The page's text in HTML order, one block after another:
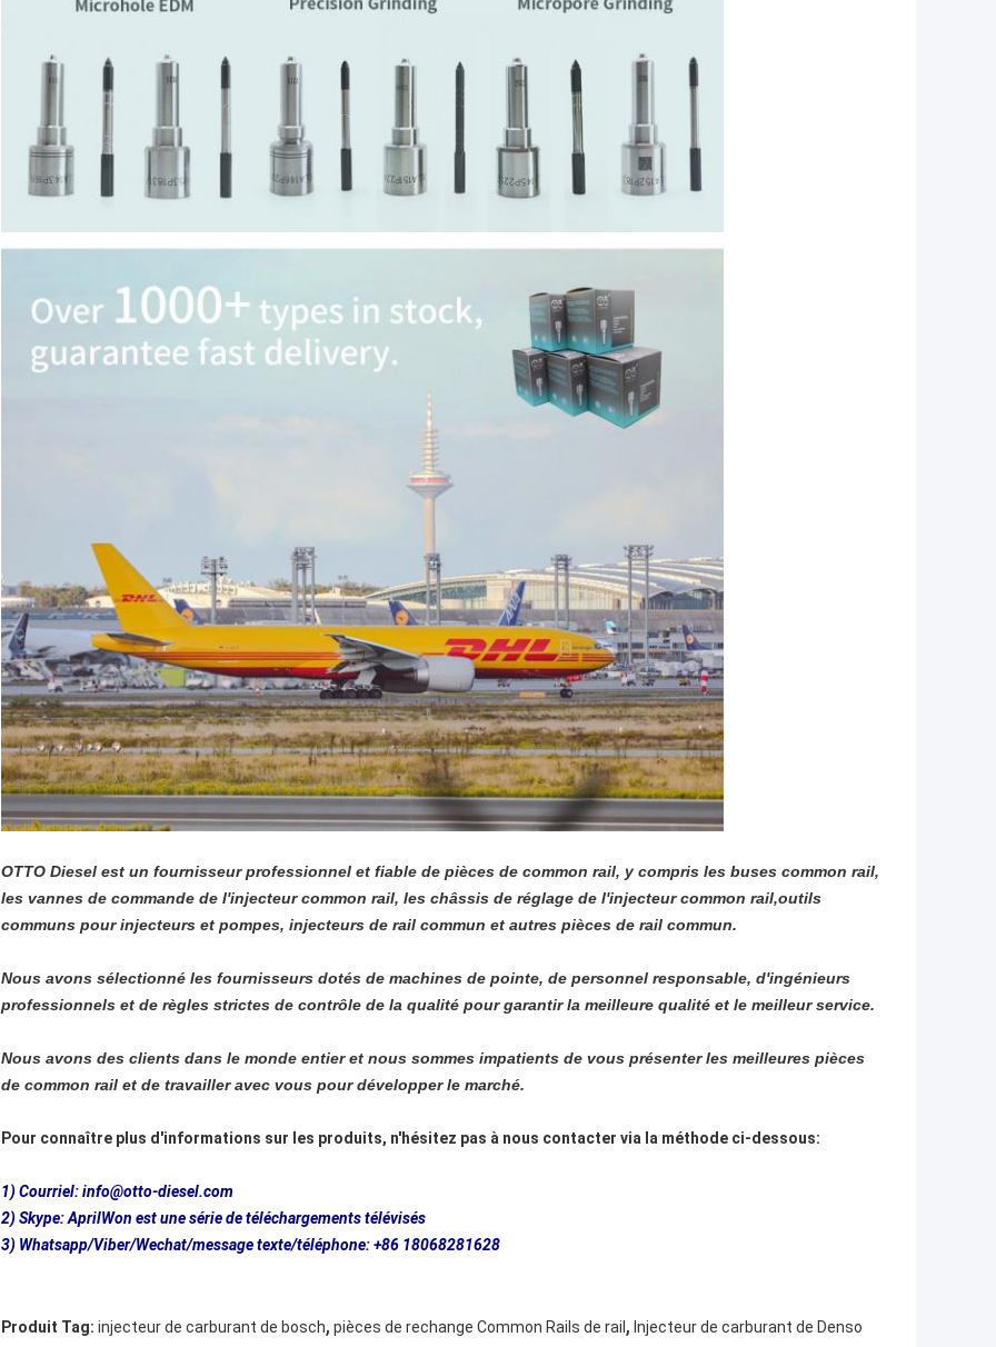
OTTO Diesel est un fournisseur professionnel et fiable de pièces de common rail, y compris les buses common rail,
les vannes de commande de l'injecteur common rail, les châssis de réglage de l'injecteur common rail,outils
communs pour injecteurs et pompes, injecteurs de rail commun et autres pièces de rail commun.
Nous avons sélectionné les fournisseurs dotés de machines de pointe, de personnel responsable, d'ingénieurs
professionnels et de règles strictes de contrôle de la qualité pour garantir la meilleure qualité et le meilleur service.
Nous avons des clients dans le monde entier et nous sommes impatients de vous présenter les meilleures pièces
de common rail et de travailler avec vous pour développer le marché.
Pour connaître plus d'informations sur les produits, n'hésitez pas à nous contacter via la méthode ci-dessous:
1) Courriel: info@otto-diesel.com
2) Skype: AprilWon est une série de téléchargements télévisés
3) Whatsapp/Viber/Wechat/message texte/téléphone: +86 18068281628
Produit Tag: injecteur de carburant de bosch, pièces de rechange Common Rails de rail , Injecteur de carburant de Denso